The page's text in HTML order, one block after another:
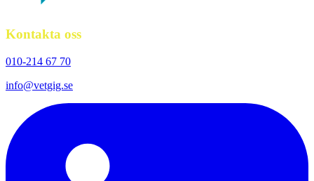
Kontakta oss
010-214 67 70
info@vetgig.se